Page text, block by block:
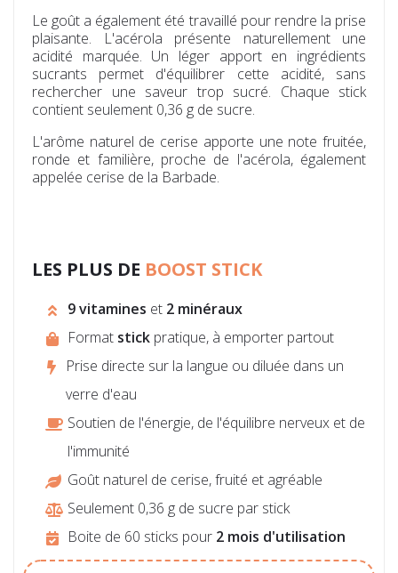
Le goût a également été travaillé pour rendre la prise
plaisante. L'acérola présente naturellement une
acidité marquée. Un léger apport en ingrédients
sucrants permet d'équilibrer cette acidité, sans
rechercher une saveur trop sucré. Chaque stick
contient seulement 0,36 g de sucre.
L'arôme naturel de cerise apporte une note fruitée,
ronde et familière, proche de l'acérola, également
appelée cerise de la Barbade.
LES PLUS DE BOOST STICK
9 vitamines et 2 minéraux
Format stick pratique, à emporter partout
Prise directe sur la langue ou diluée dans un
verre d'eau
Soutien de l'énergie, de l'équilibre nerveux et de
l'immunité
Goût naturel de cerise, fruité et agréable
Seulement 0,36 g de sucre par stick
Boite de 60 sticks pour 2 mois d'utilisation